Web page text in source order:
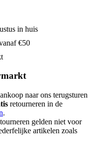
in huis
€50
naar ons terugsturen
retourneren in de
.
gelden niet voor
artikelen zoals